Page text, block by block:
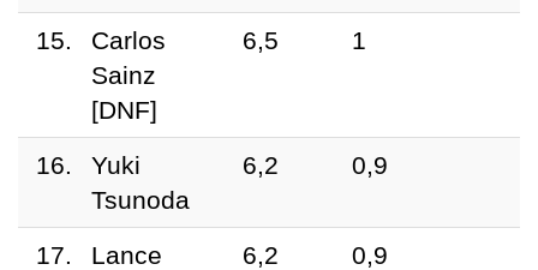
15.
Carlos
Sainz
[DNF]
6,5 1
16.
Yuki
Tsunoda
6,2 0,9
17.
Lance
6,2 0,9